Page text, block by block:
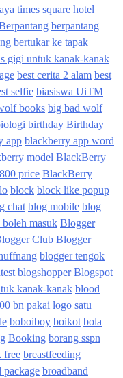
times square hotel
berpantang
bertukar ke tapak
gigi untuk kanak-kanak
best cerita 2 alam best
selfie biasiswa UiTM
books big bad wolf
birthday Birthday
app blackberry app word
model BlackBerry
price BlackBerry
block block like popup
chat blog mobile blog
masuk Blogger
Club Blogger
blogger tengok
blogshopper Blogspot
kanak-kanak blood
bn pakai logo satu
boboiboy boikot bola
Booking borang sspn
free breastfeeding
package broadband